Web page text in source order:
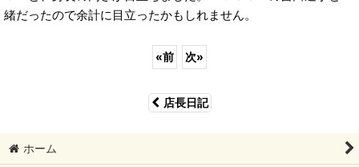
緒だったので余計に目立ったかもしれません。
«前 次»
店長日記
ホーム